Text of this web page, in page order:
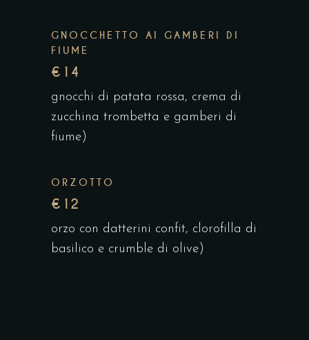
GNOCCHETTO AI GAMBERI DI
FIUME
€14
gnocchi di patata rossa, crema di
zucchina trombetta e gamberi di
fiume)
ORZOTTO
€12
orzo con datterini confit, clorofilla di
basilico e crumble di olive)